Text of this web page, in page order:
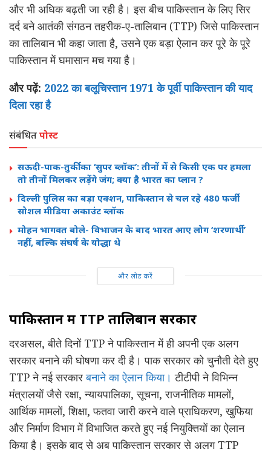
और भी अधिक बढ़ती जा रही है। इस बीच पाकिस्तान के लिए सिर
दर्द बने आतंकी संगठन तहरीक-ए-तालिबान (TTP) जिसे पाकिस्तान
का तालिबान भी कहा जाता है, उसने एक बड़ा ऐलान कर पूरे के पूरे
पाकिस्तान में घमासान मच गया है।
और पढ़ें: 2022 का बलूचिस्तान 1971 के पूर्वी पाकिस्तान की याद
दिला रहा है
संबंधितपोस्ट
सऊदी-पाक-तुर्की का ‘सुपर ब्लॉक’: तीनों में से किसी एक पर हमला
तो तीनों मिलकर लड़ेंगे जंग; क्या है भारत का प्लान ?
दिल्ली पुलिस का बड़ा एक्शन, पाकिस्तान से चल रहे 480 फर्जी
सोशल मीडिया अकाउंट ब्लॉक
मोहन भागवत बोले- विभाजन के बाद भारत आए लोग ‘शरणार्थी’
नहीं, बल्कि संघर्ष के योद्धा थे
और लोड करें
पाकिस्तान में TTP तालिबान सरकार
दरअसल, बीते दिनों TTP ने पाकिस्तान में ही अपनी एक अलग
सरकार बनाने की घोषणा कर दी है। पाक सरकार को चुनौती देते हुए
TTP ने नई सरकारबनाने का ऐलान किया। टीटीपी ने विभिन्न
मंत्रालयों जैसे रक्षा, न्यायपालिका, सूचना, राजनीतिक मामलों,
आर्थिक मामलों, शिक्षा, फतवा जारी करने वाले प्राधिकरण, खुफिया
और निर्माण विभाग में विभाजित करते हुए नई नियुक्तियों का ऐलान
किया है। इसके बाद से अब पाकिस्तान सरकार से अलग TTP